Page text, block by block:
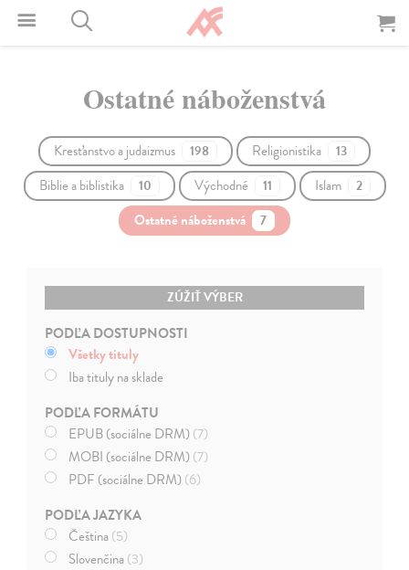
Ostatné náboženstvá
Kresťanstvo a judaizmus 198 Religionistika 13
Biblie a biblistika 10 Východné 11 Islam 2
Ostatné náboženstvá 7
ZÚŽIŤ VÝBER
PODĽA DOSTUPNOSTI
Všetky tituly
Iba tituly na sklade
PODĽA FORMÁTU
EPUB (sociálne DRM)(7)
MOBI (sociálne DRM)(7)
PDF (sociálne DRM)(6)
PODĽA JAZYKA
Čeština(5)
Slovenčina(3)